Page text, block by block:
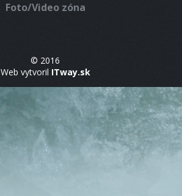
Foto/Video zóna
© 2016
Web vytvoril ITway.sk